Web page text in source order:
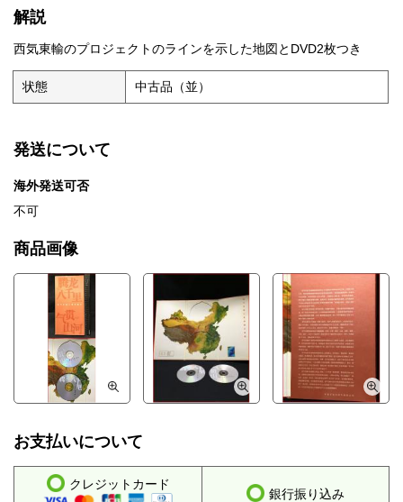
解説
西気東輸のプロジェクトのラインを示した地図とDVD2枚つき
状態 中古品（並）
発送について
海外発送可否
不可
商品画像
お支払いについて
クレジットカード
銀行振り込み